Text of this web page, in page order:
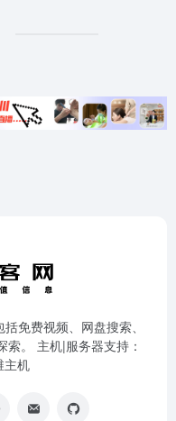
免费视频、网盘搜索、
。 主机|服务器支持：
主机